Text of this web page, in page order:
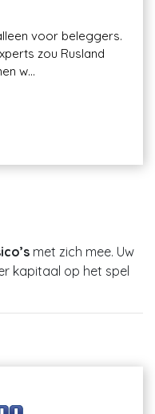
voor beleggers.
zou Rusland
w...
met zich mee. Uw
kapitaal op het spel